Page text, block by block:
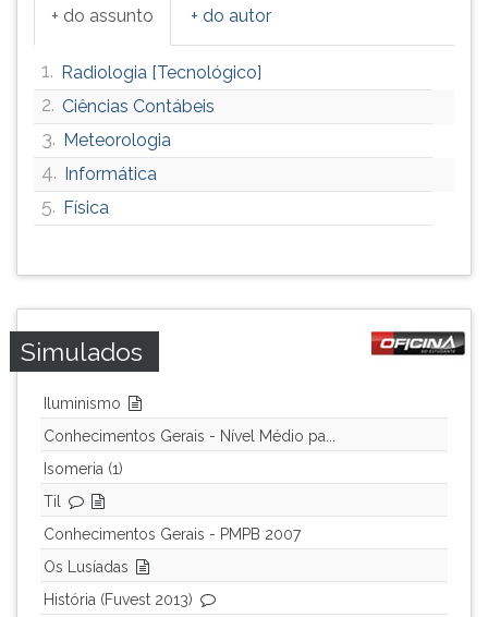
+ do assunto + do autor
1. Radiologia [Tecnológico]
2. Ciências Contábeis
3. Meteorologia
4. Informática
5. Física
Simulados
Iluminismo
Conhecimentos Gerais - Nível Médio pa...
Isomeria (1)
Til
Conhecimentos Gerais - PMPB 2007
Os Lusíadas
História (Fuvest 2013)